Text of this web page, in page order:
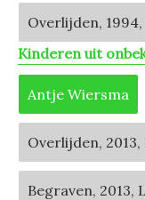
Overlijden,
Kinderen uit
Antje Wiersma
Overlijden,
Begraven, 2013,